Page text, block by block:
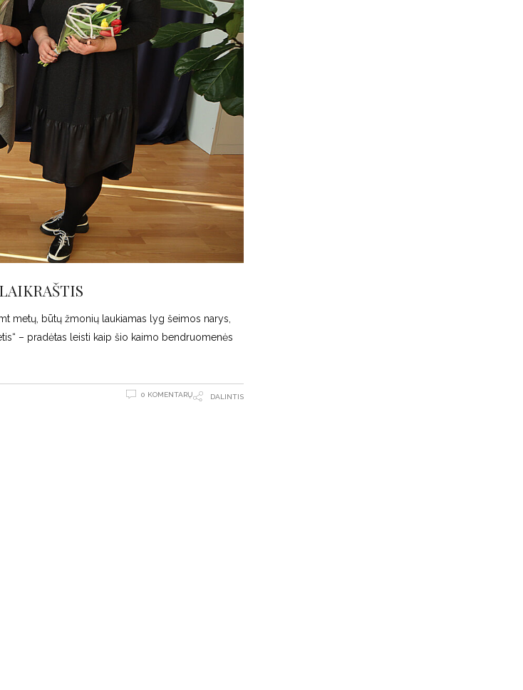
metų, būtų žmonių laukiamas lyg šeimos narys,
– pradėtas leisti kaip šio kaimo bendruomenės
0 KOMENTARŲ DALINTIS